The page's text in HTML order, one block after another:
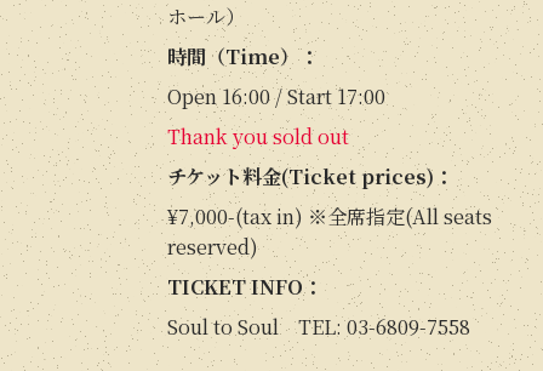
ホール）
時間（Time）：
Open 16:00 / Start 17:00
Thank you sold out
チケット料金(Ticket prices)：
¥7,000-(tax in) ※全席指定(All seats
reserved)
TICKET INFO：
Soul to Soul TEL: 03-6809-7558